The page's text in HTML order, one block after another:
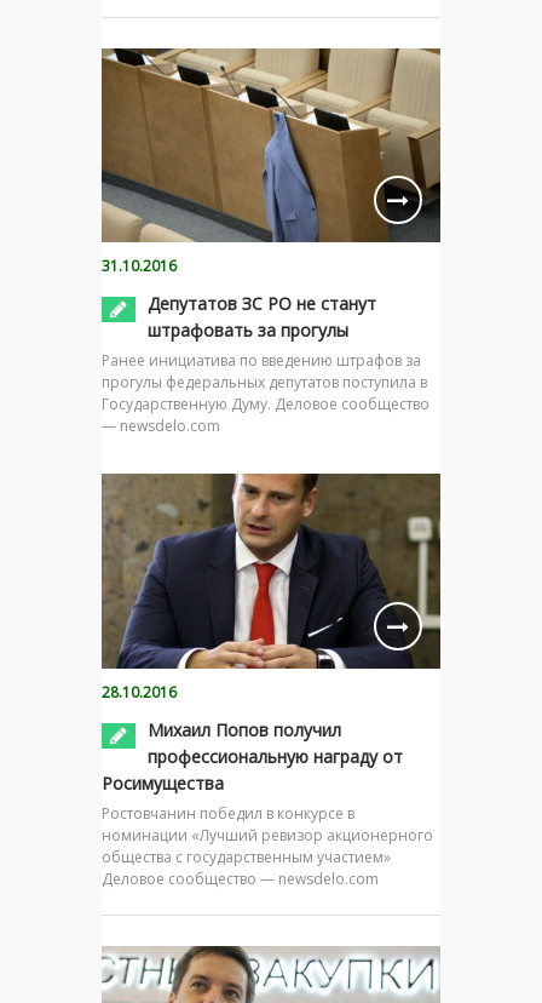
31.10.2016
Депутатов ЗС РО не станут
штрафовать за прогулы
Ранее инициатива по введению штрафов за
прогулы федеральных депутатов поступила в
Государственную Думу. Деловое сообщество
— newsdelo.com
28.10.2016
Михаил Попов получил
профессиональную награду от
Росимущества
Ростовчанин победил в конкурсе в
номинации «Лучший ревизор акционерного
общества с государственным участием»
Деловое сообщество — newsdelo.com